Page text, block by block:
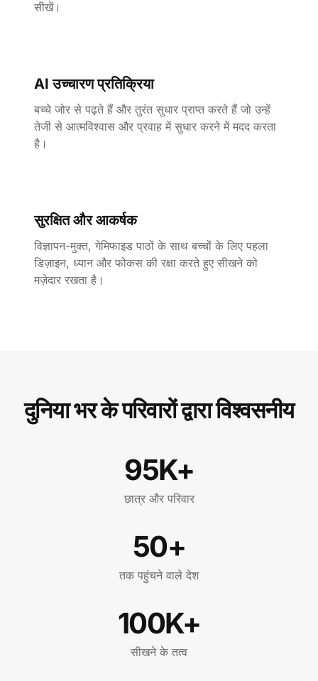
सीखें।
AI उच्चारण प्रतिक्रिया
बच्चे जोर से पढ़ते हैं और तुरंत सुधार प्राप्त करते हैं जो उन्हें
तेजी से आत्मविश्वास और प्रवाह में सुधार करने में मदद करता
है।
सुरक्षित और आकर्षक
विज्ञापन-मुक्त, गेमिफाइड पाठों के साथ बच्चों के लिए पहला
डिज़ाइन, ध्यान और फोकस की रक्षा करते हुए सीखने को
मज़ेदार रखता है।
दुनिया भर के परिवारों द्वारा विश्वसनीय
95K+
छात्र और परिवार
50+
तक पहुंचने वाले देश
100K+
सीखने के तत्व